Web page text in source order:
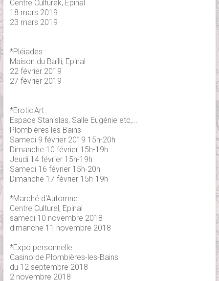
Centre Culturek, Epinal
18 mars 2019
23 mars 2019
*Pléiades :
Maison du Bailli, Epinal
22 février 2019
27 février 2019
*Erotic'Art :
Espace Stanislas, Salle Eugénie etc,...
Plombières les Bains
Samedi 9 février 2019 15h-20h
Dimanche 10 février 15h-19h
Jeudi 14 février 15h-19h
Samedi 16 février 15h-20h
Dimanche 17 février 15h-19h
*Marché d'Automne :
Centre Culturel, Epinal
samedi 10 novembre 2018
dimanche 11 novembre 2018
*Expo personnelle :
Casino de Plombières-les-Bains
du 12 septembre 2018
2 novembre 2018